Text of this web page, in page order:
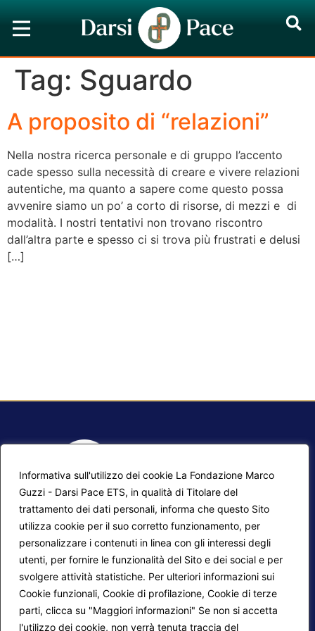
Informativa sull'utilizzo dei cookie La Fondazione Marco
Guzzi - Darsi Pace ETS, in qualità di Titolare del
trattamento dei dati personali, informa che questo Sito
utilizza cookie per il suo corretto funzionamento, per
personalizzare i contenuti in linea con gli interessi degli
utenti, per fornire le funzionalità del Sito e dei social e per
svolgere attività statistiche. Per ulteriori informazioni sui
Cookie funzionali, Cookie di profilazione, Cookie di terze
parti, clicca su "Maggiori informazioni" Se non si accetta
l'utilizzo dei cookie, non verrà tenuta traccia del
Tag: Sguardo
A proposito di “relazioni”
Nella nostra ricerca personale e di gruppo l’accento
cade spesso sulla necessità di creare e vivere relazioni
autentiche, ma quanto a sapere come questo possa
avvenire siamo un po’ a corto di risorse, di mezzi e di
modalità. I nostri tentativi non trovano riscontro
dall’altra parte e spesso ci si trova più frustrati e delusi
[…]
Mappa del sito
Progetti Darsi Pace
Login redattori
Calendario corsi
Privacy Policy
Cookie Policy